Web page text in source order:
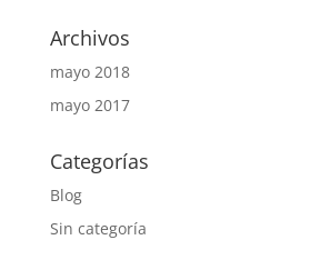
Archivos
mayo 2018
mayo 2017
Categorías
Blog
Sin categoría